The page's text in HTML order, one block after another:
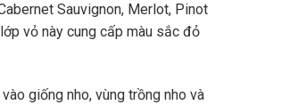
Sauvignon, Merlot, Pinot
vỏ này cung cấp màu sắc đỏ
giống nho, vùng trồng nho và